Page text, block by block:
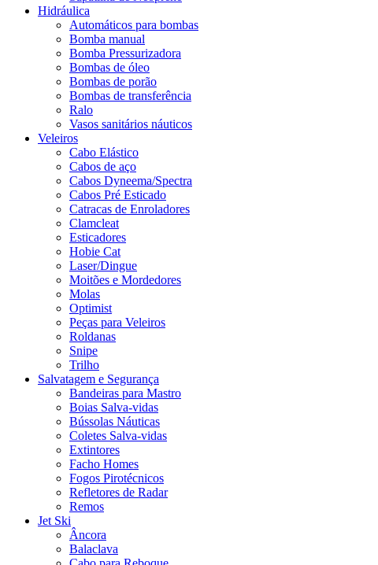
Hidráulica
Automáticos para bombas
Bomba manual
Bomba Pressurizadora
Bombas de óleo
Bombas de porão
Bombas de transferência
Ralo
Vasos sanitários náuticos
Veleiros
Cabo Elástico
Cabos de aço
Cabos Dyneema/Spectra
Cabos Pré Esticado
Catracas de Enroladores
Clamcleat
Esticadores
Hobie Cat
Laser/Dingue
Moitões e Mordedores
Molas
Optimist
Peças para Veleiros
Roldanas
Snipe
Trilho
Salvatagem e Segurança
Bandeiras para Mastro
Boias Salva-vidas
Bússolas Náuticas
Coletes Salva-vidas
Extintores
Facho Homes
Fogos Pirotécnicos
Refletores de Radar
Remos
Jet Ski
Âncora
Balaclava